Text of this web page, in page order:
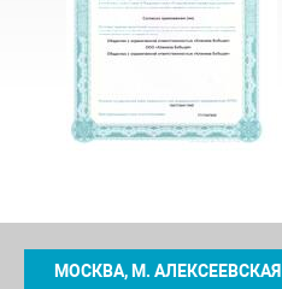
МОСКВА, М. АЛЕКСЕЕВСКАЯ